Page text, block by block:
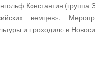
Константин
немцев».
и проходило в